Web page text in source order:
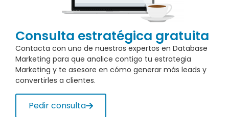
Consulta estratégica gratuita
Contacta con uno de nuestros expertos en Database
Marketing para que analice contigo tu estrategia
Marketing y te asesore en cómo generar más leads y
convertirles a clientes.
Pedir consulta